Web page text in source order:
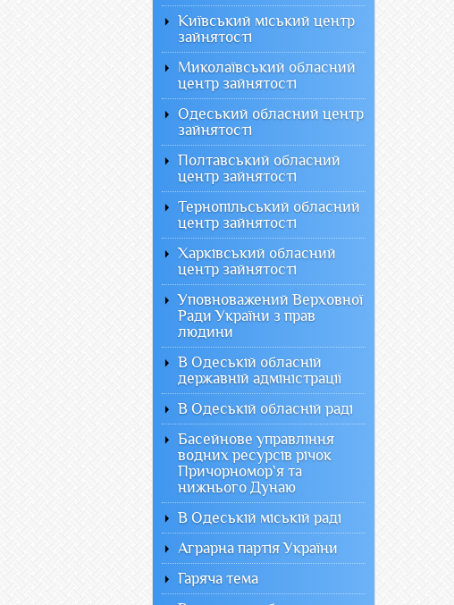
Київський міський центр
зайнятості
Миколаївський обласний
центр зайнятості
Одеський обласний центр
зайнятості
Полтавський обласний
центр зайнятості
Тернопільський обласний
центр зайнятості
Харківський обласний
центр зайнятості
Уповноважений Верховної
Ради України з прав
людини
В Одеській обласній
державній адміністрації
В Одеській обласній раді
Басейнове управління
водних ресурсів річок
Причорномор`я та
нижнього Дунаю
В Одеській міській раді
Аграрна партія України
Гаряча тема